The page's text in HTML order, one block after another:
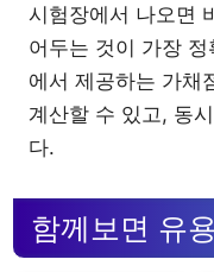
시험장에서 나오면
어두는 것이 가장
에서 제공하는 가채
계산할 수 있고, 동
다.
함께보면 유